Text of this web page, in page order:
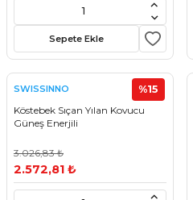
Sepete Ekle
SWISSINNO
Köstebek Sıçan Yılan Kovucu
Güneş Enerjili
%15
3.026,83 ₺
2.572,81 ₺